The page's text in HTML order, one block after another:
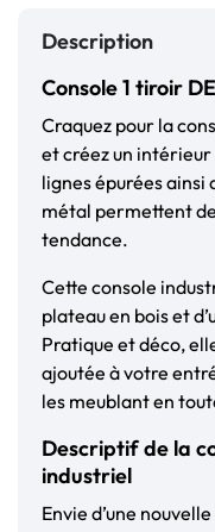
Description
Console 1 tiroir
Craquez pour la
et créez un
lignes épurées ainsi
métal permettent
tendance.
Cette console
plateau en bois et
Pratique et déco,
ajoutée à votre
les meublant en
Descriptif de la
industriel
Envie d’une